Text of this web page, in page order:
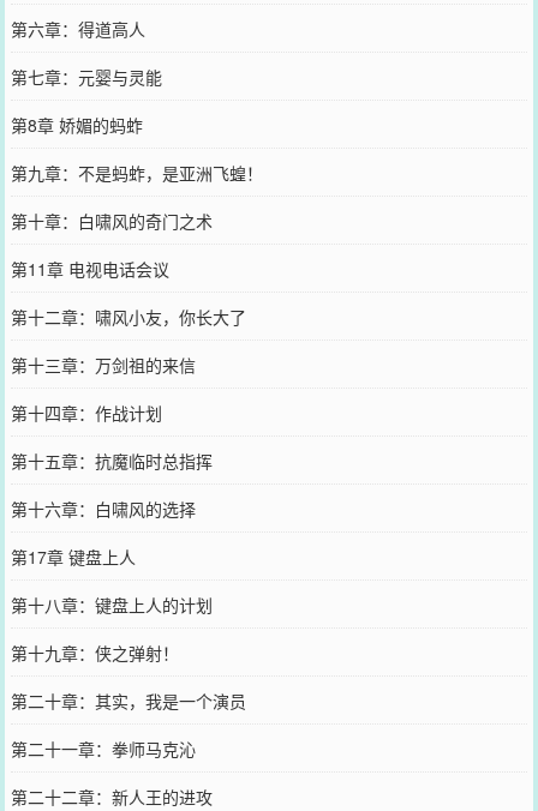
第六章：得道高人
第七章：元婴与灵能
第8章 娇媚的蚂蚱
第九章：不是蚂蚱，是亚洲飞蝗！
第十章：白啸风的奇门之术
第11章 电视电话会议
第十二章：啸风小友，你长大了
第十三章：万剑祖的来信
第十四章：作战计划
第十五章：抗魔临时总指挥
第十六章：白啸风的选择
第17章 键盘上人
第十八章：键盘上人的计划
第十九章：侠之弹射！
第二十章：其实，我是一个演员
第二十一章：拳师马克沁
第二十二章：新人王的进攻